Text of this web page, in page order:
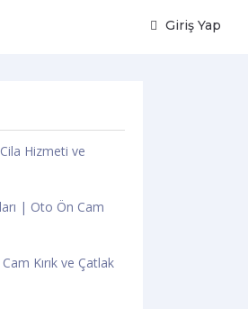
Giriş Yap
Hizmeti ve
| Oto Ön Cam
Kırık ve Çatlak